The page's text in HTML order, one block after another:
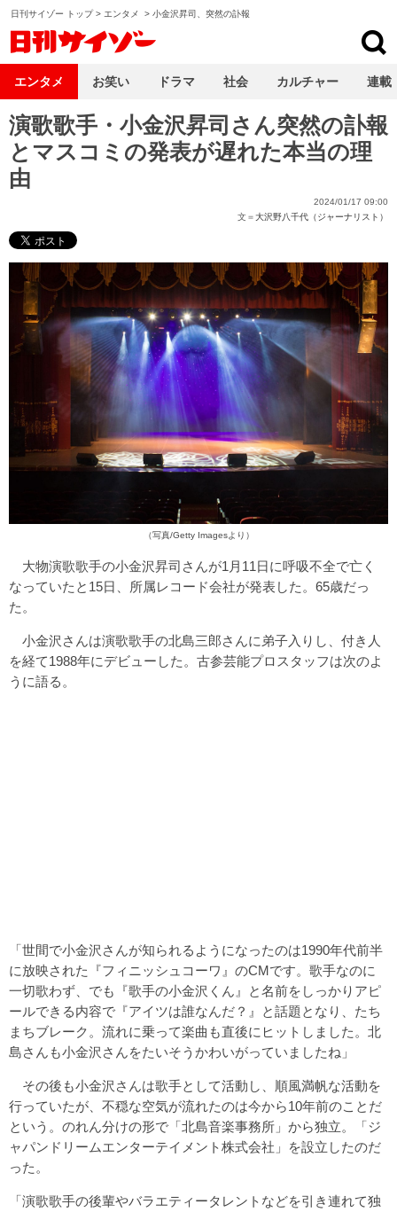
日刊サイゾー トップ> エンタメ > 小金沢昇司、突然の訃報
演歌歌手・小金沢昇司さん突然の訃報
とマスコミの発表が遅れた本当の理
由
2024/01/17 09:00
文＝大沢野八千代（ジャーナリスト）
（写真/Getty Imagesより）
大物演歌歌手の小金沢昇司さんが1月11日に呼吸不全で亡く
なっていたと15日、所属レコード会社が発表した。65歳だっ
た。
小金沢さんは演歌歌手の北島三郎さんに弟子入りし、付き人
を経て1988年にデビューした。古参芸能プロスタッフは次のよ
うに語る。
「世間で小金沢さんが知られるようになったのは1990年代前半
に放映された『フィニッシュコーワ』のCMです。歌手なのに
一切歌わず、でも『歌手の小金沢くん』と名前をしっかりアピ
ールできる内容で『アイツは誰なんだ？』と話題となり、たち
まちブレーク。流れに乗って楽曲も直後にヒットしました。北
島さんも小金沢さんをたいそうかわいがっていましたね」
その後も小金沢さんは歌手として活動し、順風満帆な活動を
行っていたが、不穏な空気が流れたのは今から10年前のことだ
という。のれん分けの形で「北島音楽事務所」から独立。「ジ
ャパンドリームエンターテイメント株式会社」を設立したのだ
った。
「演歌歌手の後輩やバラエティータレントなどを引き連れて独
エンタメ お笑い ドラマ 社会 カルチャー 連載